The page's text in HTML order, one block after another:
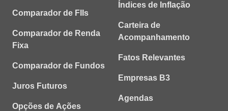
Comparador de FIIs
Comparador de Renda
Fixa
Comparador de Fundos
Juros Futuros
Opções de Ações
Índices de Inflação
Carteira de
Acompanhamento
Fatos Relevantes
Empresas B3
Agendas